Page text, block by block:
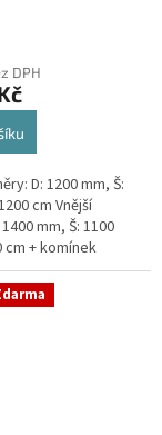
DPH
D: 1200 mm, Š:
cm Vnější
mm, Š: 1100
cm + komínek
k obetonování -
parkovací...